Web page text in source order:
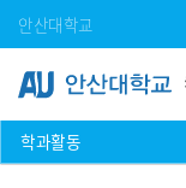
Skip
안산대학교
학과활동